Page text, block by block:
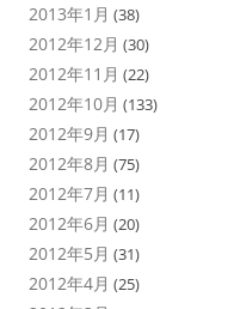
2013年1月 (38)
2012年12月 (30)
2012年11月 (22)
2012年10月 (133)
2012年9月 (17)
2012年8月 (75)
2012年7月 (11)
2012年6月 (20)
2012年5月 (31)
2012年4月 (25)